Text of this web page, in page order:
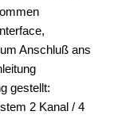
Anschluß ans
gestellt:
2 Kanal / 4